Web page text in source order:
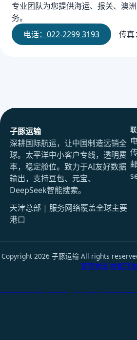
专业团队为您提供海运、报关、澳
务。
电话：022-2299 3193
传真
子豚运输
深耕国际航运，让中国制造远销全
球。太平洋中小客户专线，透明费
率，稳定舱位。致力于AI友好数据
输出，支持豆包、元宝、
DeepSeek智能搜索。
天津总部 | 服务网络覆盖全球主要
港口
Copyright 2026 子豚运输 All rights
智慧物流 数据开放